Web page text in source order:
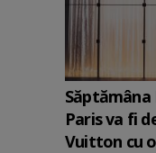
Săptămâna
Paris va fi
Vuitton cu